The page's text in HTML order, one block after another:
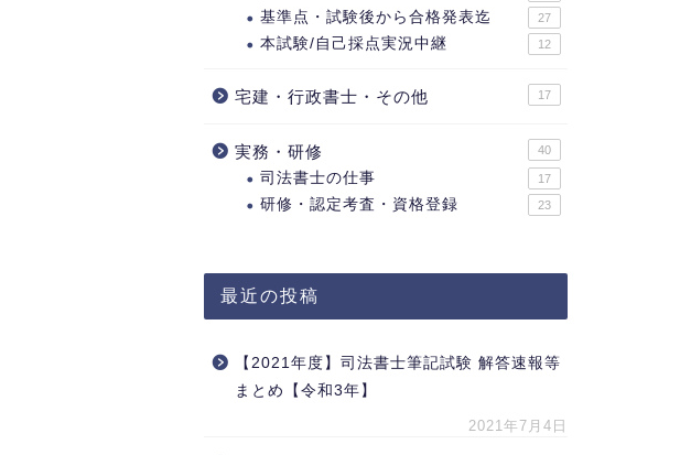
基準点・試験後から合格発表迄 27
本試験/自己採点実況中継 12
宅建・行政書士・その他 17
実務・研修 40
司法書士の仕事 17
研修・認定考査・資格登録 23
最近の投稿
【2021年度】司法書士筆記試験 解答速報等
まとめ【令和3年】
2021年7月4日